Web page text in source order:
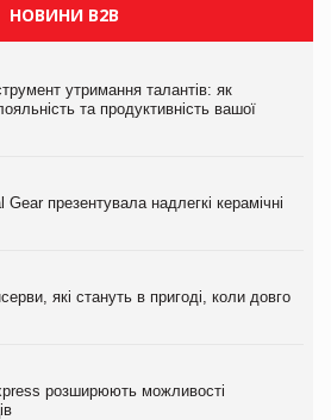
НОВИНИ B2B
утримання талантів: як
та продуктивність вашої
презентувала надлегкі керамічні
які стануть в пригоді, коли довго
розширюють можливості